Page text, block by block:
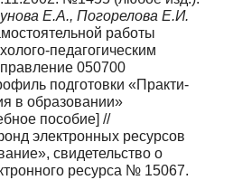
Е.А., Погорелова Е.И.
работы
педагогическим
050700
подготовки «Практи­
в образовании»
пособие] //
электронных ре­сурсов
свидетельство о
ресурса № 15067.